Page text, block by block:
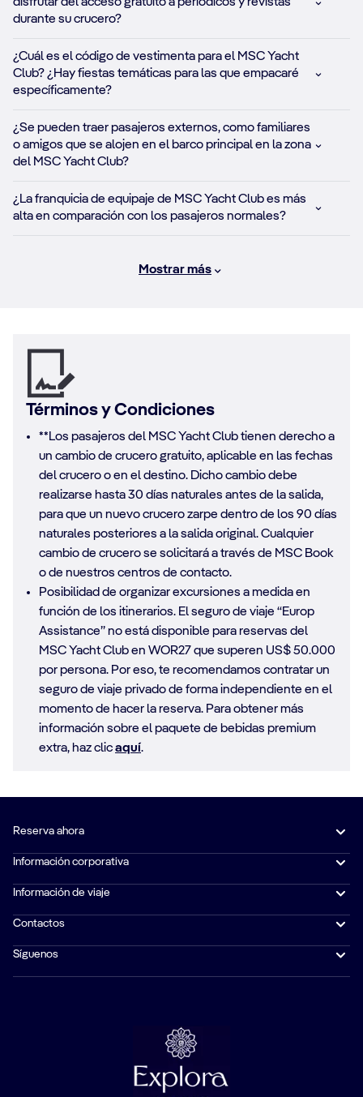
durante su crucero?
¿Cuál es el código de vestimenta para el MSC Yacht
Club? ¿Hay fiestas temáticas para las que empacaré
específicamente?
¿Se pueden traer pasajeros externos, como familiares
o amigos que se alojen en el barco principal en la zona
del MSC Yacht Club?
¿La franquicia de equipaje de MSC Yacht Club es más
alta en comparación con los pasajeros normales?
Mostrar más
Términos y Condiciones
**Los pasajeros del MSC Yacht Club tienen derecho a
un cambio de crucero gratuito, aplicable en las fechas
del crucero o en el destino. Dicho cambio debe
realizarse hasta 30 días naturales antes de la salida,
para que un nuevo crucero zarpe dentro de los 90 días
naturales posteriores a la salida original. Cualquier
cambio de crucero se solicitará a través de MSC Book
o de nuestros centros de contacto.
Posibilidad de organizar excursiones a medida en
función de los itinerarios. El seguro de viaje “Europ
Assistance” no está disponible para reservas del
MSC Yacht Club en WOR27 que superen US$ 50.000
por persona. Por eso, te recomendamos contratar un
seguro de viaje privado de forma independiente en el
momento de hacer la reserva. Para obtener más
información sobre el paquete de bebidas premium
extra, haz clicaquí.
Reserva ahora
Información corporativa
Información de viaje
Contactos
Síguenos